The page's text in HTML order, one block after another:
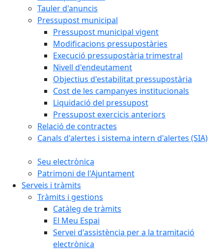
Tauler d'anuncis
Pressupost municipal
Pressupost municipal vigent
Modificacions pressupostàries
Execució pressupostària trimestral
Nivell d'endeutament
Objectius d'estabilitat pressupostària
Cost de les campanyes institucionals
Liquidació del pressupost
Pressupost exercicis anteriors
Relació de contractes
Canals d'alertes i sistema intern d'alertes (SIA)
Seu electrònica
Patrimoni de l'Ajuntament
Serveis i tràmits
Tràmits i gestions
Catàleg de tràmits
El Meu Espai
Servei d'assistència per a la tramitació
electrònica